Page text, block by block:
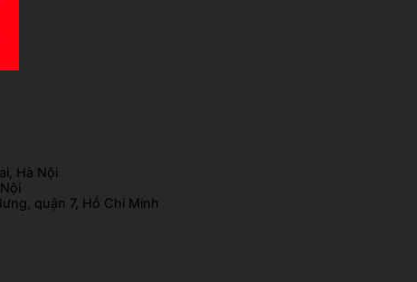
Hà Nội
quận 7, Hồ Chí Minh